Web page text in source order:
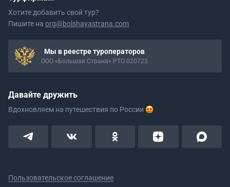
Хотите добавить свой тур?
Пишите на org@bolshayastrana.com
Мы в реестре туроператоров
ООО «Большая Страна» РТО 020723
Давайте дружить
Вдохновляем на путешествия по России
Пользовательское соглашение